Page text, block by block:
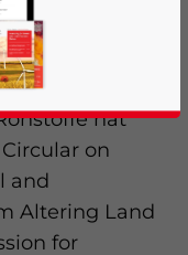
hat
on
and
Altering Land
for